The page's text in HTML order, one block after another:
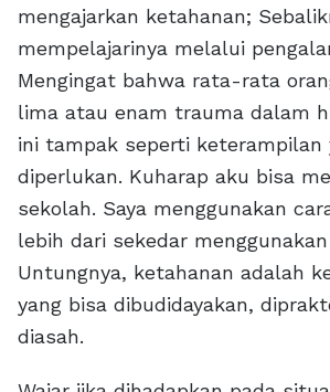
mengajarkan ketahanan;
mempelajarinya melalui
Mengingat bahwa rata-rata
lima atau enam trauma dalam
ini tampak seperti keterampilan
diperlukan. Kuharap aku bisa
sekolah. Saya menggunakan
lebih dari sekedar
Untungnya, ketahanan adalah
yang bisa dibudidayakan,
diasah.